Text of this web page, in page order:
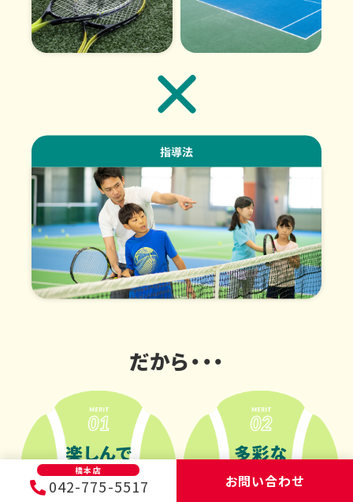
だから・・・
楽しんで
続けることが
多彩な
テクニックが
メニュー
橋本店
042-775-5517 お問い合わせ